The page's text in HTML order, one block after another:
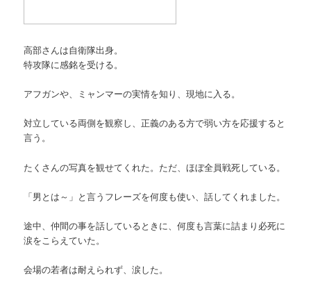
高部さんは自衛隊出身。
特攻隊に感銘を受ける。
アフガンや、ミャンマーの実情を知り、現地に入る。
対立している両側を観察し、正義のある方で弱い方を応援すると
言う。
たくさんの写真を観せてくれた。ただ、ほぼ全員戦死している。
「男とは～」と言うフレーズを何度も使い、話してくれました。
途中、仲間の事を話しているときに、何度も言葉に詰まり必死に
涙をこらえていた。
会場の若者は耐えられず、涙した。